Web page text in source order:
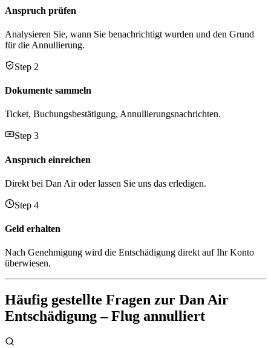
Anspruch prüfen
Analysieren Sie, wann Sie benachrichtigt wurden und den Grund
für die Annullierung.
Step 2
Dokumente sammeln
Ticket, Buchungsbestätigung, Annullierungsnachrichten.
Step 3
Anspruch einreichen
Direkt bei Dan Air oder lassen Sie uns das erledigen.
Step 4
Geld erhalten
Nach Genehmigung wird die Entschädigung direkt auf Ihr Konto
überwiesen.
Häufig gestellte Fragen zur Dan Air
Entschädigung – Flug annulliert